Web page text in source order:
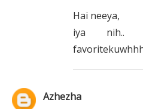
Hai neeya,
iya nih..
Azhezha